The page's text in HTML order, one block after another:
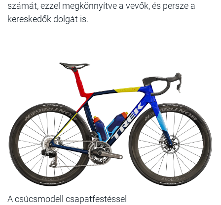
számát, ezzel megkönnyítve a vevők, és persze a
kereskedők dolgát is.
A csúcsmodell csapatfestéssel